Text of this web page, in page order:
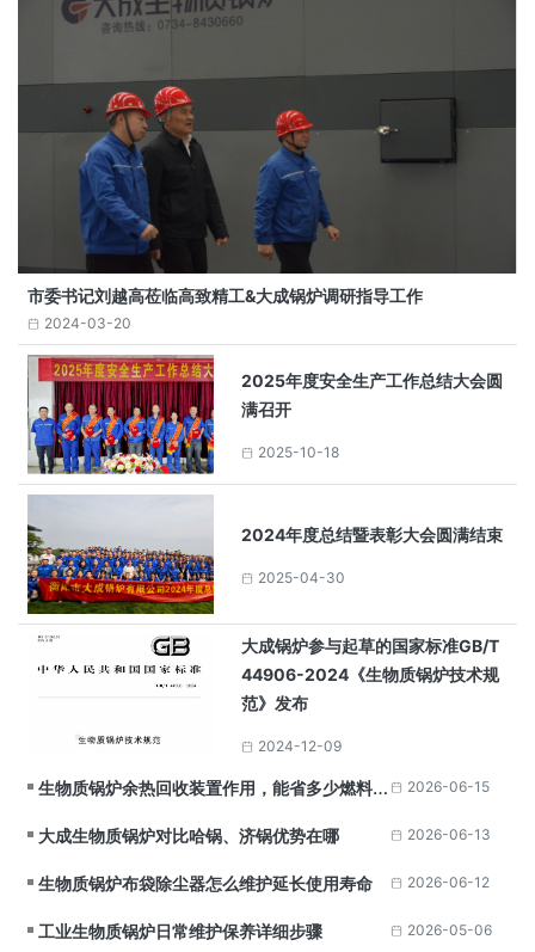
市委书记刘越高莅临高致精工&大成锅炉调研指导工作
2024-03-20
2025年度安全生产工作总结大会圆
满召开
2025-10-18
2024年度总结暨表彰大会圆满结束
2025-04-30
大成锅炉参与起草的国家标准GB/T
44906-2024《生物质锅炉技术规
范》发布
2024-12-09
生物质锅炉余热回收装置作用，能省多少燃料成
2026-06-15
大成生物质锅炉对比哈锅、济锅优势在哪 2026-06-13
生物质锅炉布袋除尘器怎么维护延长使用寿命 2026-06-12
工业生物质锅炉日常维护保养详细步骤 2026-05-06